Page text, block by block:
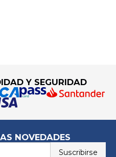
Y SEGURIDAD
NOVEDADES
Suscribirse